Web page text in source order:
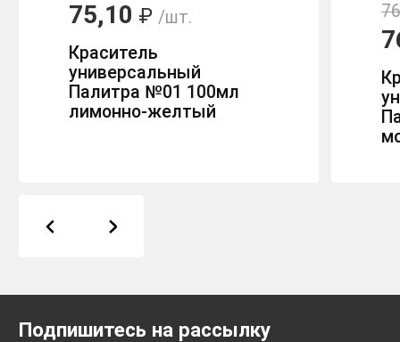
75,10 ₽ /шт.
Краситель
универсальный
Палитра №01 100мл
лимонно-желтый
Подпишитесь на рассылку